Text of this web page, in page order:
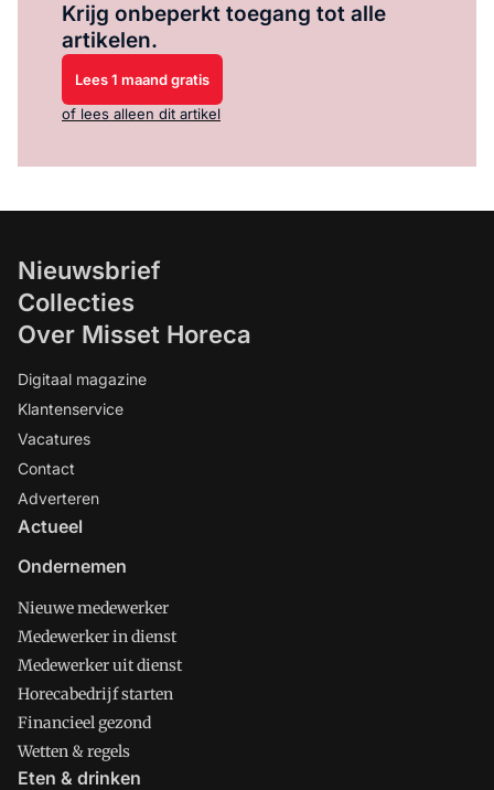
Krijg onbeperkt toegang tot alle
artikelen.
Lees 1 maand gratis
of lees alleen dit artikel
Nieuwsbrief
Collecties
Over Misset Horeca
Digitaal magazine
Klantenservice
Vacatures
Contact
Adverteren
Actueel
Ondernemen
Nieuwe medewerker
Medewerker in dienst
Medewerker uit dienst
Horecabedrijf starten
Financieel gezond
Wetten & regels
Eten & drinken